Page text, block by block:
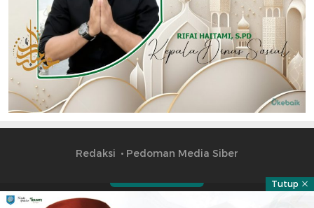
Redaksi Pedoman Media Siber
Tutup